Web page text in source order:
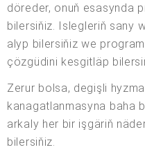
döreder, onuň esasynda
bilersiňiz. Islegleriň sany
alyp bilersiňiz we
çözgüdini kesgitläp
Zerur bolsa, degişli
kanagatlanmasyna baha
arkaly her bir işgäriň
bilersiňiz.